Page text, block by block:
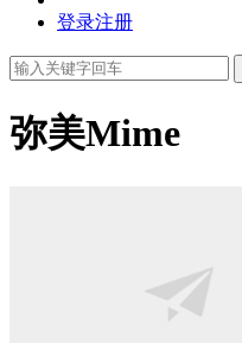
登录注册
弥美Mime